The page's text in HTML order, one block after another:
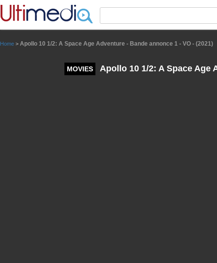
Home > Apollo 10 1/2: A Space Age Adventure - Bande annonce 1 - VO - (2021)
MOVIES Apollo 10 1/2: A Space Age
Panneau de gestion des cookies